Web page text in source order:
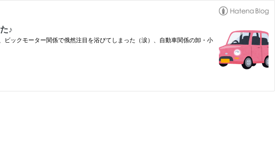
♪
ックモーター関係で俄然注目を浴びてしまった（涙）、自動車関係の卸・小